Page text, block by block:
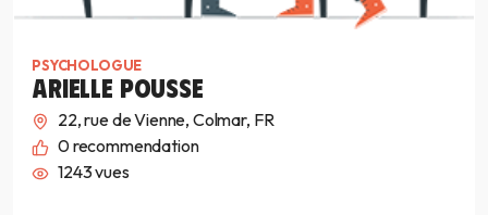
PSYCHOLOGUE
ARIELLE POUSSE
22, rue de Vienne, Colmar, FR
0recommendation
1243 vues